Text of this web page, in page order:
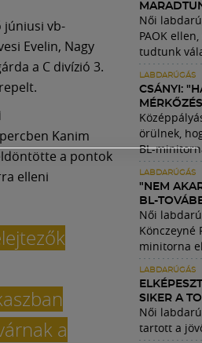
júniusi vb-
Evelin, Nagy
a C divízió 3.
Kanim
a pontok
elleni
a
Női
PAOK
tudtunk
LABDARÚGÁS
CSÁNYI:
örülnek,
BL-
LABDARÚGÁS
"NEM
BL-
Női
Könczeyné
minitorna
LABDARÚGÁS
SIKER A
Női
tartott a